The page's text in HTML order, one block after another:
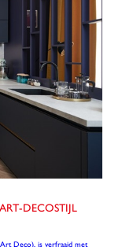
DECOSTIJL
Deco), is verfraaid met